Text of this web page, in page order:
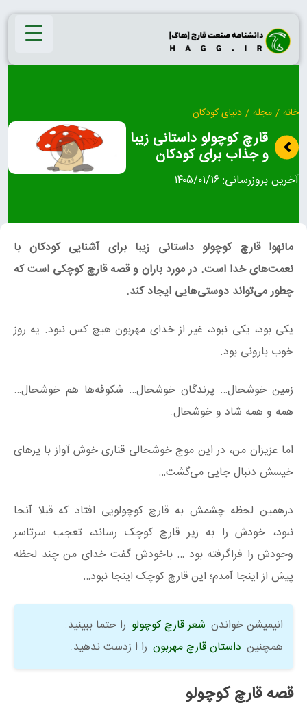
Skip
content
خانه / مجله / دنیای کودکان
قارچ کوچولو داستانی زیبا
و جذاب برای کودکان
آخرین بروزرسانی: ۱۴۰۵/۰۱/۱۶
مانهوا قارچ کوچولو داستانی زیبا برای آشنایی کودکان با
نعمت‌های خدا است. در مورد باران و قصه قارچ کوچکی است که
چطور می‌تواند دوستی‌هایی ایجاد کند.
یکی بود، یکی نبود، غیر از خدای مهربون هیچ کس نبود. یه روز
خوب بارونی بود.
زمین خوشحال… پرندگان خوشحال… شکوفه‌ها هم خوشحال…
همه و همه شاد و خوشحال.
اما عزیزان من، در این موج خوشحالی قناری خوش آواز با پرهای
خیسش دنبال جایی می‌گشت…
درهمین لحظه چشمش به قارچ کوچولویی افتاد که قبلا آنجا
نبود، خودش را به زیر قارچ کوچک رساند، تعجب سرتاسر
وجودش را فراگرفته بود … باخودش گفت خدای من چند لحظه
پیش از اینجا آمدم؛ این قارچ کوچک اینجا نبود…
انیمیشن خواندن شعر قارچ کوچولو را حتما ببینید.
همچنین داستان قارچ مهربون را ا زدست ندهید.
قصه قارچ کوچولو